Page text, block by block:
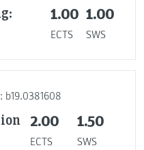
1.00
ECTS
1.00
SWS
b19.0381608
2.00
ECTS
1.50
SWS